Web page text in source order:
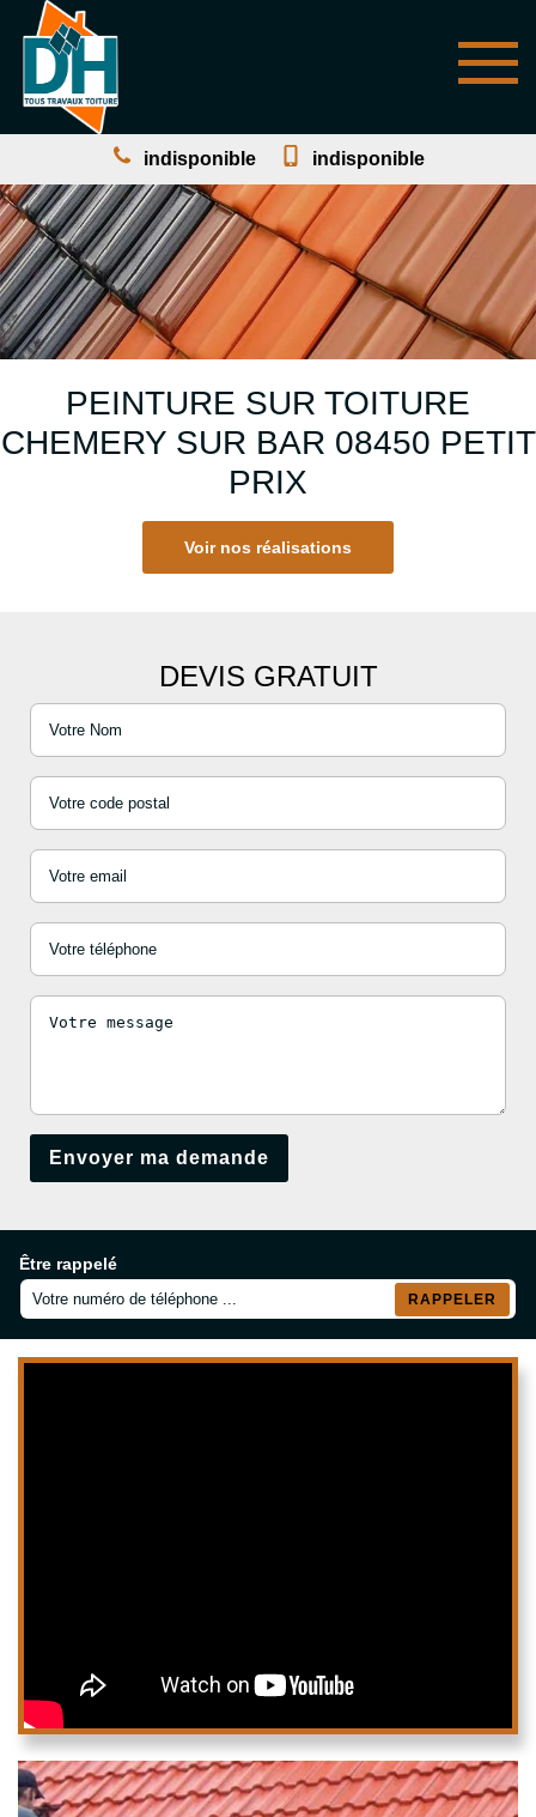
indisponible indisponible
PEINTURE SUR TOITURE
CHEMERY SUR BAR 08450 PETIT
PRIX
Voir nos réalisations
DEVIS GRATUIT
Être rappelé